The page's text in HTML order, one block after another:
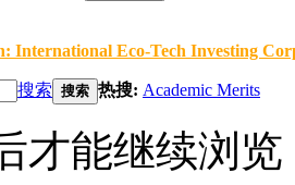
International Eco-Tech Investing
搜索 搜索 热搜: Academic Merits
才能继续浏览